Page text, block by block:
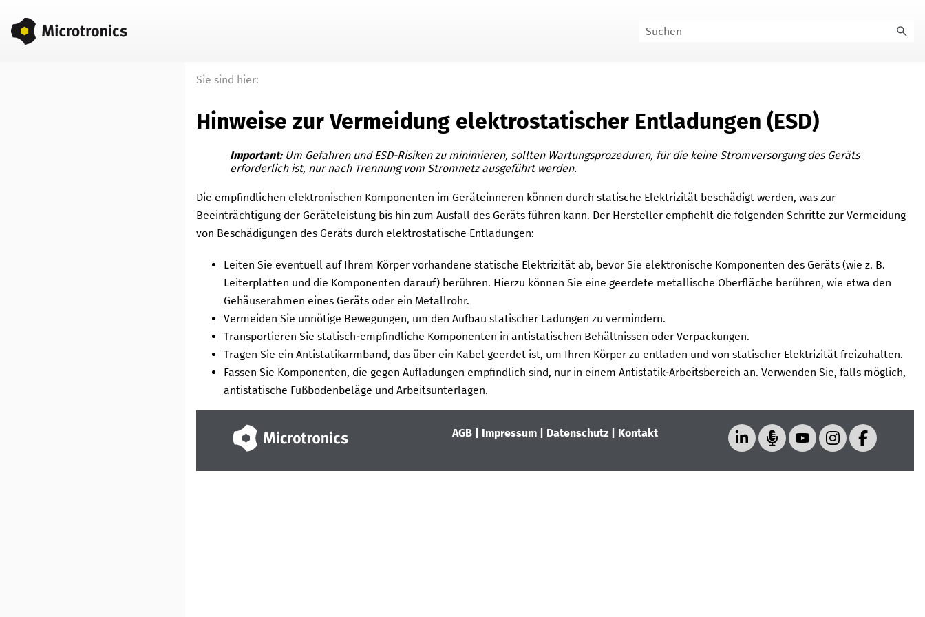
Sie sind hier:
Hinweise zur Vermeidung elektrostatischer Entladungen (ESD)
Important: Um Gefahren und ESD-Risiken zu minimieren, sollten Wartungsprozeduren, für die keine Stromversorgung des Geräts
erforderlich ist, nur nach Trennung vom Stromnetz ausgeführt werden.
Die empfindlichen elektronischen Komponenten im Geräteinneren können durch statische Elektrizität beschädigt werden, was zur
Beeinträchtigung der Geräteleistung bis hin zum Ausfall des Geräts führen kann. Der Hersteller empfiehlt die folgenden Schritte zur Vermeidung
von Beschädigungen des Geräts durch elektrostatische Entladungen:
Leiten Sie eventuell auf Ihrem Körper vorhandene statische Elektrizität ab, bevor Sie elektronische Komponenten des Geräts (wie z. B.
Leiterplatten und die Komponenten darauf) berühren. Hierzu können Sie eine geerdete metallische Oberfläche berühren, wie etwa den
Gehäuserahmen eines Geräts oder ein Metallrohr.
Vermeiden Sie unnötige Bewegungen, um den Aufbau statischer Ladungen zu vermindern.
Transportieren Sie statisch-empfindliche Komponenten in antistatischen Behältnissen oder Verpackungen.
Tragen Sie ein Antistatikarmband, das über ein Kabel geerdet ist, um Ihren Körper zu entladen und von statischer Elektrizität freizuhalten.
Fassen Sie Komponenten, die gegen Aufladungen empfindlich sind, nur in einem Antistatik-Arbeitsbereich an. Verwenden Sie, falls möglich,
antistatische Fußbodenbeläge und Arbeitsunterlagen.
AGB| Impressum| Datenschutz| Kontakt